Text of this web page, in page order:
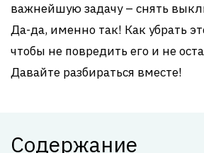
важнейшую задачу – снять
Да-да, именно так! Как убрать
чтобы не повредить его и не
Давайте разбираться вместе!
Содержание